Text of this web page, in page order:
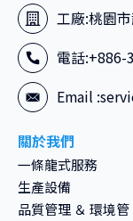
工廠:桃園
電話:+886-
Email :
關於我們
一條龍式服務
生產設備
品質管理 ＆ 環境管